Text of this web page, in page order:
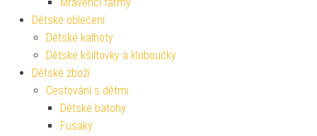
Dětské oblečení
Dětské kalhoty
Dětské kšiltovky a kloboučky
Dětské zboží
Cestování s dětmi
Dětské batohy
Fusaky